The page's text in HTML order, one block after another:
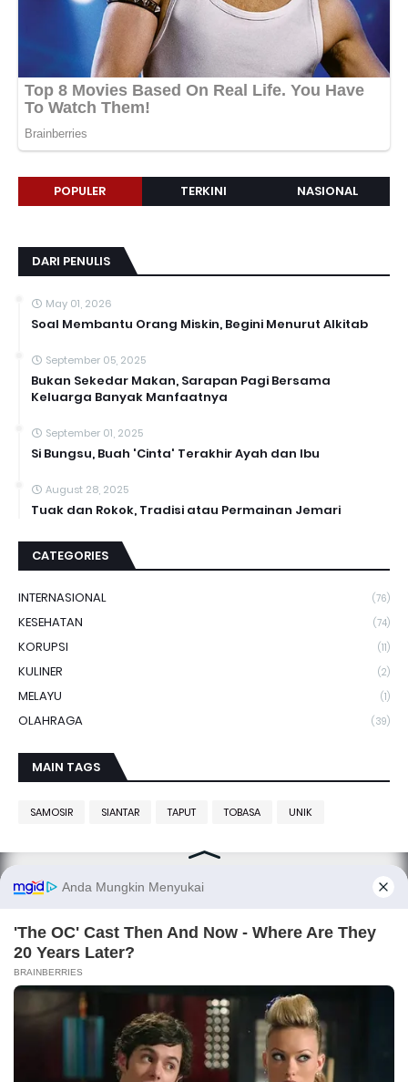
POPULER TERKINI NASIONAL
DARI PENULIS
May 01, 2026
Soal Membantu Orang Miskin, Begini Menurut Alkitab
September 05, 2025
Bukan Sekedar Makan, Sarapan Pagi Bersama
Keluarga Banyak Manfaatnya
September 01, 2025
Si Bungsu, Buah 'Cinta' Terakhir Ayah dan Ibu
August 28, 2025
Tuak dan Rokok, Tradisi atau Permainan Jemari
CATEGORIES
INTERNASIONAL (76)
KESEHATAN (74)
KORUPSI (11)
KULINER (2)
MELAYU (1)
OLAHRAGA (39)
MAIN TAGS
SAMOSIR SIANTAR TAPUT TOBASA UNIK
SITANGGANG.net, smart media
Copyright ©SITANGGANG.net
All Right Reserved
Designed byFetney